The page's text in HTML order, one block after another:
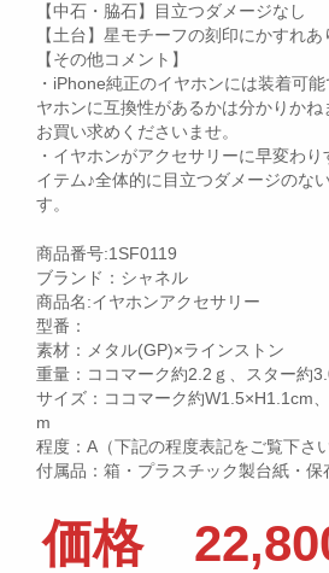
【中石・脇石】目立つダメージなし
【土台】星モチーフの刻印にかすれあ
【その他コメント】
・iPhone純正のイヤホンには装着可
ヤホンに互換性があるかは分かりかね
お買い求めくださいませ。
・イヤホンがアクセサリーに早変わ
イテム♪全体的に目立つダメージのな
す。
商品番号:1SF0119
ブランド：シャネル
商品名:イヤホンアクセサリー
型番：
素材：メタル(GP)×ラインストン
重量：ココマーク約2.2ｇ、スター約
サイズ：ココマーク約W1.5×H1.1cm
m
程度：A（下記の程度表記をご覧下さい
付属品：箱・プラスチック製台紙・保
価格